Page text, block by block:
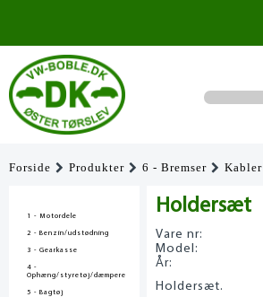
Forside Produkter 6 - Bremser Kabler
1 - Motordele
2 - Benzin/udstødning
3 - Gearkasse
4 -
Ophæng/styretøj/dæmpere
5 - Bagtøj
Holdersæt
Vare nr:
Model:
År:
Holdersæt.